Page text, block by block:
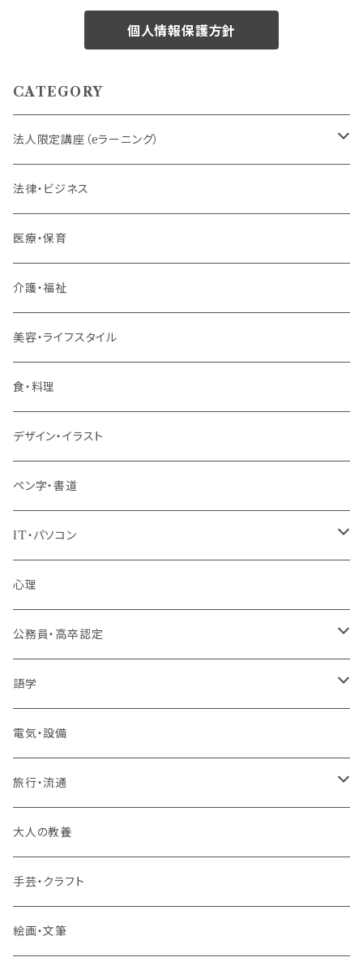
個人情報保護方針
CATEGORY
法人限定講座（eラーニング）
内定者・新入社員
若手社員・中堅社員
リーダー（主任・係長）
管理職
階層共通
パッケージプラン
法律・ビジネス
医療・保育
介護・福祉
美容・ライフスタイル
食・料理
デザイン・イラスト
ペン字・書道
IT・パソコン
MOS（ﾏｲｸﾛｿﾌﾄｵﾌｨｽｽﾍﾟｼｬﾘｽﾄ）講座
プログラミング・Web制作入門講座
1コース受講
2コースまとめて受講
その他 IT・パソコン
心理
公務員・高卒認定
高卒認定講座
大卒公務員受験対策講座
語学
TOEIC®L&Rテスト対策講座
その他 語学
電気・設備
旅行・流通
旅行業務取扱管理者講座
その他 旅行・流通
大人の教養
手芸・クラフト
絵画・文筆